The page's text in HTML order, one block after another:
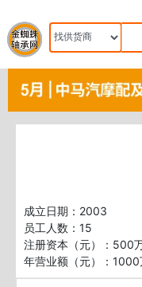
成立日期：2003
员工人数：15
注册资本（元）：500